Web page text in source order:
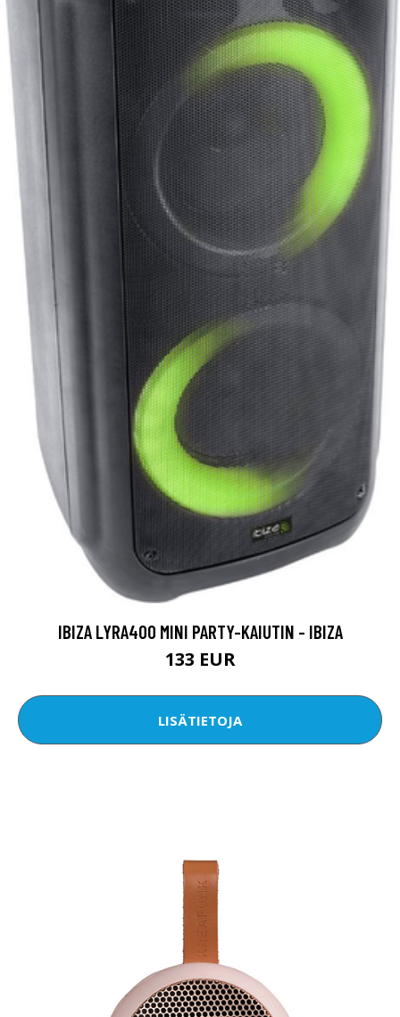
IBIZA LYRA400 MINI PARTY-KAIUTIN - IBIZA
133 EUR
LISÄTIETOJA